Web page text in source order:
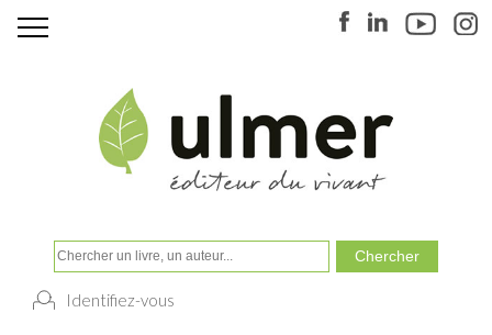
Identifiez-vous